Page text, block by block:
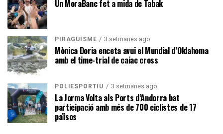
Un MoraBanc fet a mida de Tabak
PIRAGÜISME 3 setmanes ago
Mònica Doria enceta avui el Mundial d’Oklahoma
amb el time-trial de caiac cross
POLIESPORTIU 3 setmanes ago
La Jorma Volta als Ports d’Andorra bat
participació amb més de 700 ciclistes de 17
països